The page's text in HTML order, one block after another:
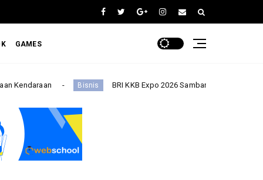
GAMES
Bisnis BRI KKB Expo 2026 Sambangi Malang, Hadirkan Beragam